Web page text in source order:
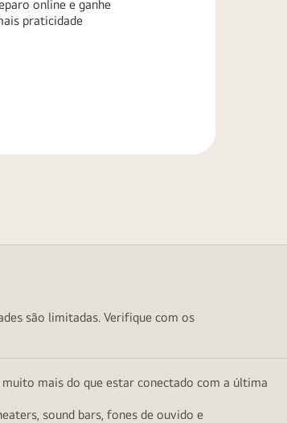
online e ganhe
praticidade
são limitadas. Verifique com os
mais do que estar conectado com a última
sound bars, fones de ouvido e